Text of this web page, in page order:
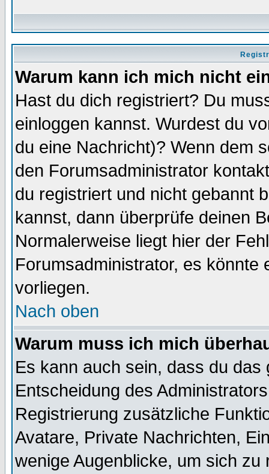
Warum kann ich mich nicht
Hast du dich registriert? Du
einloggen kannst. Wurdest du
du eine Nachricht)? Wenn dem
den Forumsadministrator
du registriert und nicht gebannt
kannst, dann überprüfe deinen
Normalerweise liegt hier der
Forumsadministrator, es könnte
vorliegen.
Nach oben
Warum muss ich mich
Es kann auch sein, dass du
Entscheidung des
Registrierung zusätzliche
Avatare, Private Nachrichten,
wenige Augenblicke, um sich